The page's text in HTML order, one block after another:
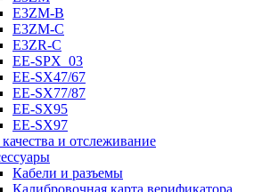
E3ZM-B
E3ZM-C
E3ZR-C
EE-SPX_03
EE-SX47/67
EE-SX77/87
EE-SX95
EE-SX97
и отслеживание
Кабели и разъемы
Калибровочная карта верификатора